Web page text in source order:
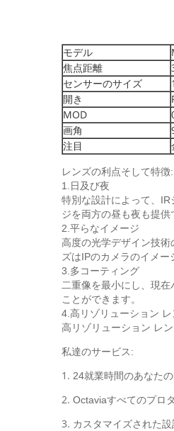
モデル
焦点距離
センサーのサイズ
開き
MOD
画角
注目
レンズの利点そして特徴:
1.日及び夜
特別な設計によって、
ジを両方の昼も夜も提供
2.平らなイメージ
高度の光学デザイン技
ズはIPのカメラのイメー
3.多コーティング
二重像を最小にし、現
ことができます。
4.高リゾリューション レ
高リゾリューション レ
私達のサービス:
1. 24就業時間のあなた
2. Octaviaすべてのプロ
3. カスタマイズされた